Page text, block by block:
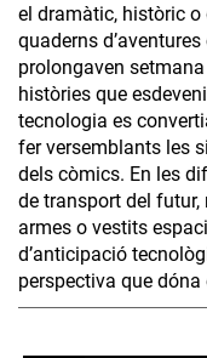
el dramàtic, històric o
quaderns
prolongaven
històries que
tecnologia es
fer versemblants les
dels còmics. En les
de transport del
armes o vestits
d’anticipació
perspectiva que